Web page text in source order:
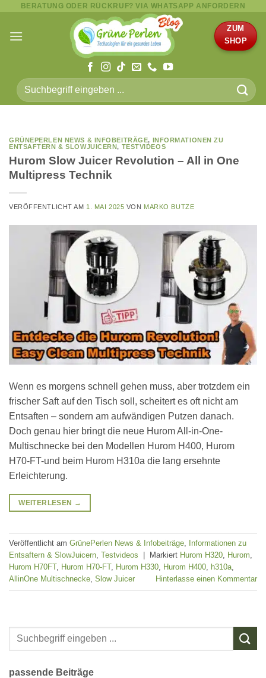
springen
BERATUNG ODER RÜCKRUF? VIA WHATSAPP ANFORDERN
ZUM
SHOP
Suche
nach:
GRÜNEPERLEN NEWS & INFOBEITRÄGE, INFORMATIONEN ZU
ENTSAFTERN & SLOWJUICERN, TESTVIDEOS
Hurom Slow Juicer Revolution – All in One
Multipress Technik
VERÖFFENTLICHT AM 1. MAI 2025 VON MARKO BUTZE
Wenn es morgens schnell gehen muss, aber trotzdem ein
frischer Saft auf den Tisch soll, scheitert es oft nicht am
Entsaften – sondern am aufwändigen Putzen danach.
Doch genau hier bringt die neue Hurom All-in-One-
Multischnecke bei den Modellen Hurom H400, Hurom
H70-FT-und beim Hurom H310a die lang ersehnte
Erleichterung.
WEITERLESEN →
Veröffentlicht am GrünePerlen News & Infobeiträge,
Informationen zu
Entsaftern & SlowJuicern, Testvideos Markiert Hurom H320, Hurom,
Hurom H70FT, Hurom H70-FT, Hurom H330, Hurom H400, h310a,
AllinOne Multischnecke, Slow Juicer Hinterlasse einen Kommentar
passende Beiträge